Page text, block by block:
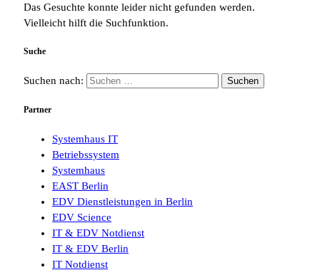
Das Gesuchte konnte leider nicht gefunden werden.
Vielleicht hilft die Suchfunktion.
Suche
Suchen nach:
Partner
Systemhaus IT
Betriebssystem
Systemhaus
EAST Berlin
EDV Dienstleistungen in Berlin
EDV Science
IT & EDV Notdienst
IT & EDV Berlin
IT Notdienst